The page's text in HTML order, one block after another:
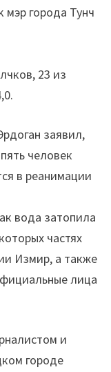
города Тунч
23 из
заявил,
человек
в реанимации
вода затопила
частях
Измир, а также
лица
и
городе